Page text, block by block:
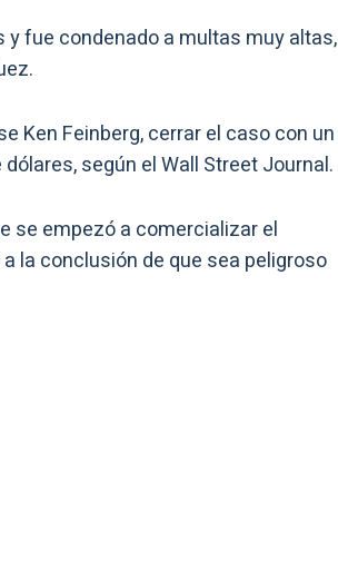
fue condenado a multas muy altas,
Ken Feinberg, cerrar el caso con un
según el Wall Street Journal.
se empezó a comercializar el
la conclusión de que sea peligroso